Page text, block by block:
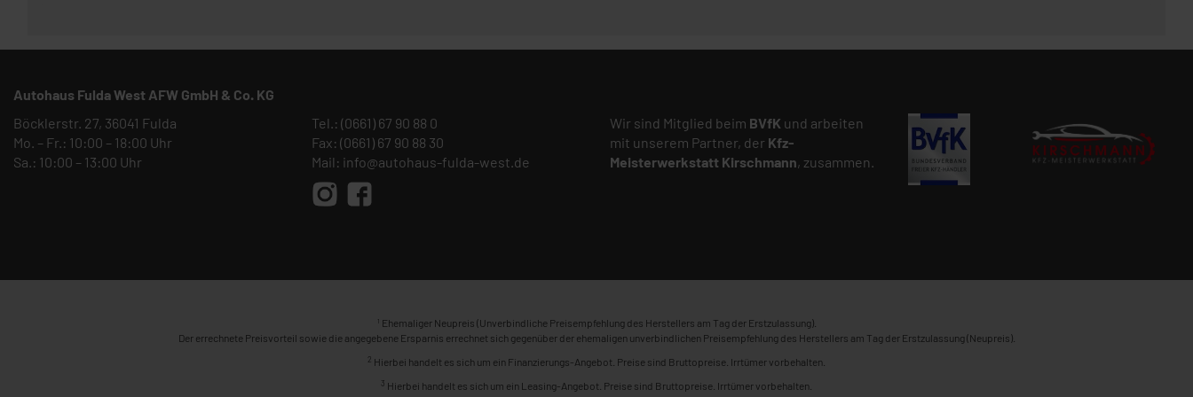
Autohaus Fulda West AFW GmbH & Co. KG
Böcklerstr. 27, 36041 Fulda
Mo. – Fr.: 10:00 – 18:00 Uhr
Sa.: 10:00 – 13:00 Uhr
Tel.: (0661) 67 90 88 0
Fax: (0661) 67 90 88 30
Mail: info@autohaus-fulda-west.de
Wir sind Mitglied beim BVfK und arbeiten
mit unserem Partner, der Kfz-
Meisterwerkstatt Kirschmann, zusammen.
1 Ehemaliger Neupreis (Unverbindliche Preisempfehlung des Herstellers am Tag der Erstzulassung).
Der errechnete Preisvorteil sowie die angegebene Ersparnis errechnet sich gegenüber der ehemaligen unverbindlichen Preisempfehlung des Herstellers am Tag der Erstzulassung (Neupreis).
2 Hierbei handelt es sich um ein Finanzierungs-Angebot. Preise sind Bruttopreise. Irrtümer vorbehalten.
3 Hierbei handelt es sich um ein Leasing-Angebot. Preise sind Bruttopreise. Irrtümer vorbehalten.